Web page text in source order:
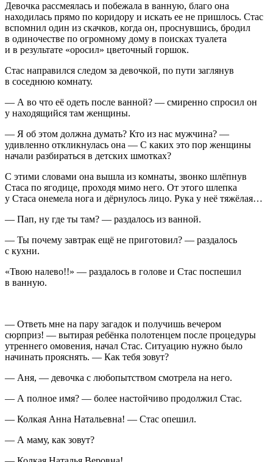
Девочка рассмеялась и побежала в ванную, благо она
находилась прямо по коридору и искать ее не пришлось. Стас
вспомнил один из скачков, когда он, проснувшись, бродил
в одиночестве по огромному дому в поисках туалета
и в результате «оросил» цветочный горшок.
Стас направился следом за девочкой, по пути заглянув
в соседнюю комнату.
— А во что её одеть после ванной? — смиренно спросил он
у находящийся там женщины.
— Я об этом должна думать? Кто из нас мужчина? —
удивленно откликнулась она — С каких это пор женщины
начали разбираться в детских шмотках?
С этими словами она вышла из комнаты, звонко шлёпнув
Стаса по ягодице, проходя мимо него. От этого шлепка
у Стаса онемела нога и дёрнулось лицо. Рука у неё тяжёлая…
— Пап, ну где ты там? — раздалось из ванной.
— Ты почему завтрак ещё не приготовил? — раздалось
с кухни.
«Твою налево!!» — раздалось в голове и Стас поспешил
в ванную.
— Ответь мне на пару загадок и получишь вечером
сюрприз! — вытирая ребёнка полотенцем после процедуры
утреннего омовения, начал Стас. Ситуацию нужно было
начинать прояснять. — Как тебя зовут?
— Аня, — девочка с любопытством смотрела на него.
— А полное имя? — более настойчиво продолжил Стас.
— Колкая Анна Натальевна! — Стас опешил.
— А маму, как зовут?